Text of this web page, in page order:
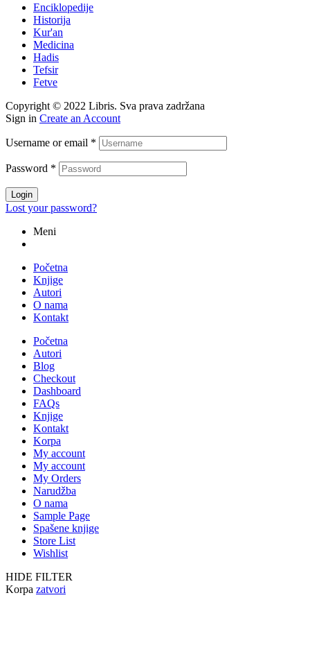
Enciklopedije
Historija
Kur'an
Medicina
Hadis
Tefsir
Fetve
Copyright © 2022 Libris. Sva prava zadržana
Sign in Create an Account
Username or email *
Password *
Login
Lost your password?
Meni
Početna
Knjige
Autori
O nama
Kontakt
Početna
Autori
Blog
Checkout
Dashboard
FAQs
Knjige
Kontakt
Korpa
My account
My account
My Orders
Narudžba
O nama
Sample Page
Spašene knjige
Store List
Wishlist
HIDE FILTER
Korpa zatvori